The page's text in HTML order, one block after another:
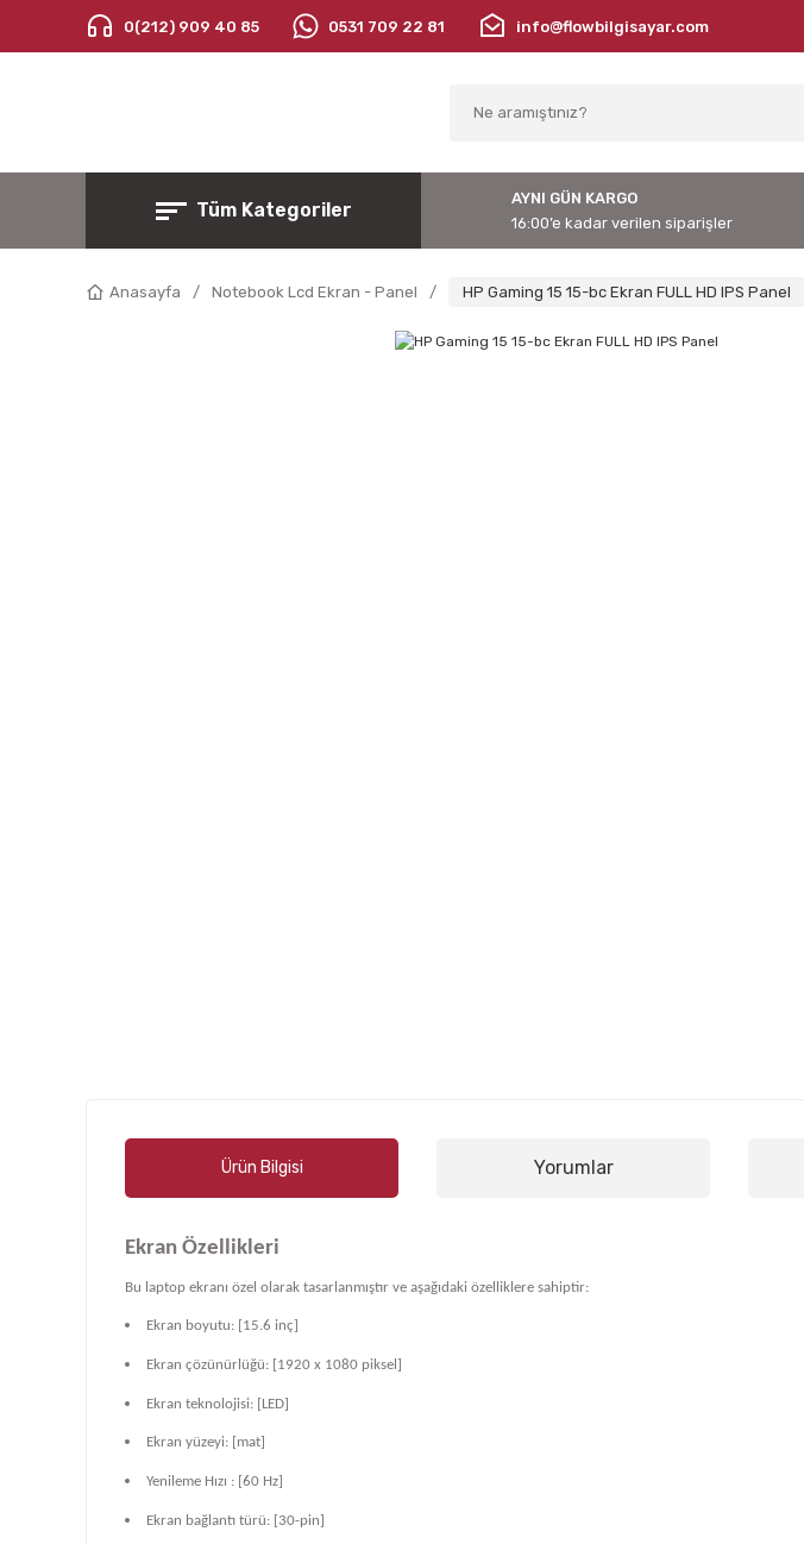
0(212) 909 40 85 0531 709 22 81 info@flowbilgisayar.com
Tüm Kategoriler
AYNI GÜN KARGO
16:00’e kadar verilen siparişler
Anasayfa Notebook Lcd Ekran - Panel HP Gaming 15 15-bc Ekran FULL HD IPS Panel
Ürün Bilgisi Yorumlar
Ekran Özellikleri
Bu laptop ekranı özel olarak tasarlanmıştır ve aşağıdaki özelliklere sahiptir:
Ekran boyutu: [15.6 inç]
Ekran çözünürlüğü: [1920 x 1080 piksel]
Ekran teknolojisi: [LED]
Ekran yüzeyi: [mat]
Yenileme Hızı : [60 Hz]
Ekran bağlantı türü: [30-pin]